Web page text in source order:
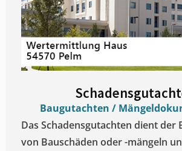
Baugutachten /
Das Schadensgutachten dient der
von Bauschäden oder -mängeln